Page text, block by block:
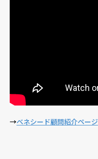
→ベネシード顧問紹介ページ